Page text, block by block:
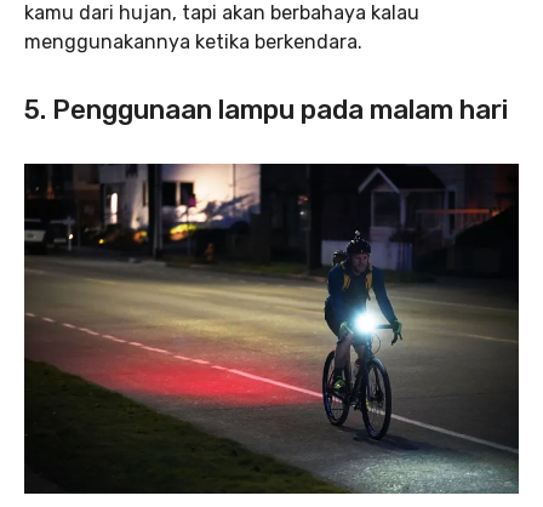
kamu dari hujan, tapi akan berbahaya kalau
menggunakannya ketika berkendara.
5. Penggunaan lampu pada malam hari